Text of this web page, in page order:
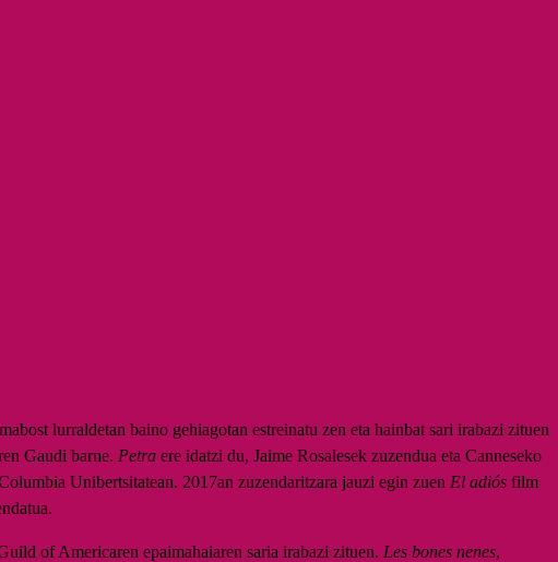
lurraldetan baino gehiagotan estreinatu zen eta hainbat sari irabazi zituen
Gaudi barne. Petra ere idatzi du, Jaime Rosalesek zuzendua eta Canneseko
Unibertsitatean. 2017an zuzendaritzara jauzi egin zuen El adiós film
of Americaren epaimahaiaren saria irabazi zituen. Les bones nenes,